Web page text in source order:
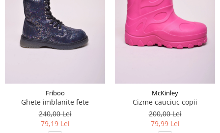
Friboo
Ghete imblanite fete
240,00 Lei
79,19 Lei
McKinley
Cizme cauciuc copii
200,00 Lei
79,99 Lei